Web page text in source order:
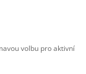
volbu pro aktivní